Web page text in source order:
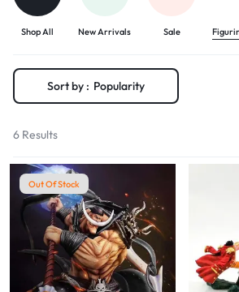
Shop All New Arrivals Sale
Sort by : Popularity
6 Results
Out Of Stock